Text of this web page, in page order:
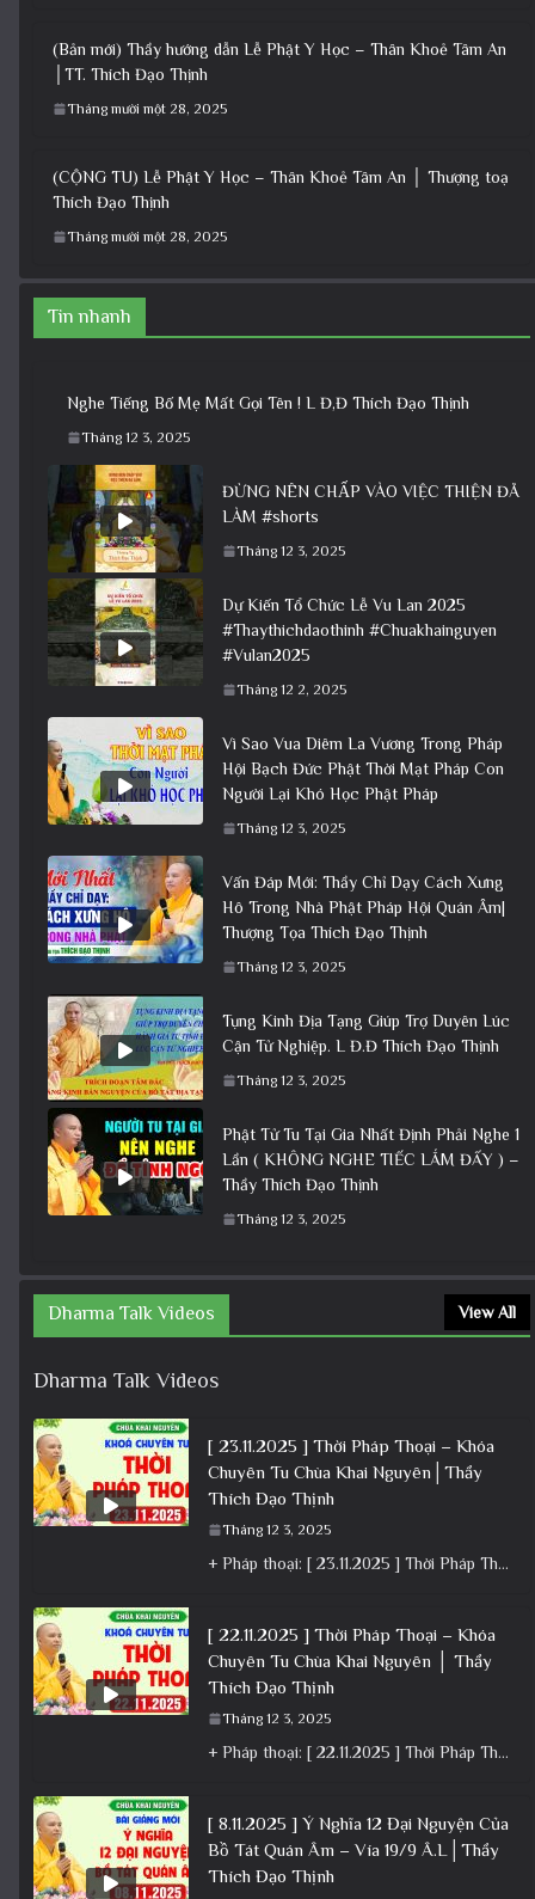
(Bản mới) Thầy hướng dẫn Lễ Phật Y Học – Thân Khoẻ Tâm An
│TT. Thích Đạo Thịnh
Tháng mười một 28, 2025
(CỘNG TU) Lễ Phật Y Học – Thân Khoẻ Tâm An │ Thượng toạ
Thích Đạo Thịnh
Tháng mười một 28, 2025
Tin nhanh
Nghe Tiếng Bố Mẹ Mất Gọi Tên ! L Đ,Đ Thích Đạo Thịnh
Tháng 12 3, 2025
ĐỪNG NÊN CHẤP VÀO VIỆC THIỆN ĐÃ
LÀM #shorts
Tháng 12 3, 2025
Dự Kiến Tổ Chức Lễ Vu Lan 2025
#Thaythichdaothinh #Chuakhainguyen
#Vulan2025
Tháng 12 2, 2025
Vì Sao Vua Diêm La Vương Trong Pháp
Hội Bạch Đức Phật Thời Mạt Pháp Con
Người Lại Khó Học Phật Pháp
Tháng 12 3, 2025
Vấn Đáp Mới: Thầy Chỉ Dạy Cách Xưng
Hô Trong Nhà Phật Pháp Hội Quán Âm|
Thượng Tọa Thích Đạo Thịnh
Tháng 12 3, 2025
Tụng Kinh Địa Tạng Giúp Trợ Duyên Lúc
Cận Tử Nghiệp. L Đ.Đ Thích Đạo Thịnh
Tháng 12 3, 2025
Phật Tử Tu Tại Gia Nhất Định Phải Nghe 1
Lần ( KHÔNG NGHE TIẾC LẮM ĐẤY ) –
Thầy Thích Đạo Thịnh
Tháng 12 3, 2025
Dharma Talk Videos View All
Dharma Talk Videos
[ 23.11.2025 ] Thời Pháp Thoại – Khóa
Chuyên Tu Chùa Khai Nguyên│Thầy
Thích Đạo Thịnh
Tháng 12 3, 2025
+ Pháp thoại: [ 23.11.2025 ] Thời Pháp Thoại – Khóa Chuyên Tu Chùa Khai Nguyên│Thầy Thích Đạo Thịnh +
[ 22.11.2025 ] Thời Pháp Thoại – Khóa
Chuyên Tu Chùa Khai Nguyên │ Thầy
Thích Đạo Thịnh
Tháng 12 3, 2025
+ Pháp thoại: [ 22.11.2025 ] Thời Pháp Thoại – Khóa Chuyên Tu Chùa Khai Nguyên │ Thầy Thích Đạo
[ 8.11.2025 ] Ý Nghĩa 12 Đại Nguyện Của
Bồ Tát Quán Âm – Vía 19/9 Â.L│Thầy
Thích Đạo Thịnh